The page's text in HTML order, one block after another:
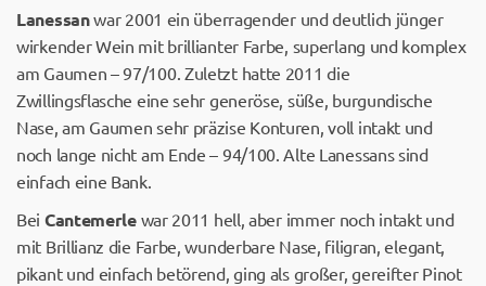
Lanessanwar 2001 ein überragender und deutlich jünger
wirkender Wein mit brillianter Farbe, superlang und komplex
am Gaumen – 97/100. Zuletzt hatte 2011 die
Zwillingsflasche eine sehr generöse, süße, burgundische
Nase, am Gaumen sehr präzise Konturen, voll intakt und
noch lange nicht am Ende – 94/100. Alte Lanessans sind
einfach eine Bank.
Bei Cantemerlewar 2011 hell, aber immer noch intakt und
mit Brillianz die Farbe, wunderbare Nase, filigran, elegant,
pikant und einfach betörend, ging als großer, gereifter Pinot